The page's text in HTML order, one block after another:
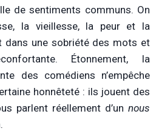
de sentiments communs. On
la vieillesse, la peur et la
dans une sobriété des mots et
Étonnement, la
des comédiens n’empêche
honnêteté : ils jouent des
parlent réellement d’un nous